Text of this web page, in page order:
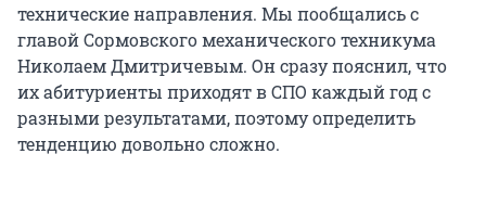
технические направления. Мы пообщались с
главой Сормовского механического техникума
Николаем Дмитричевым. Он сразу пояснил, что
их абитуриенты приходят в СПО каждый год с
разными результатами, поэтому определить
тенденцию довольно сложно.